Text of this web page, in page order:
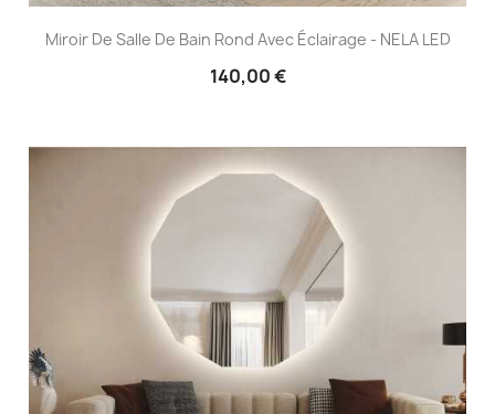
Miroir De Salle De Bain Rond Avec Éclairage - NELA LED
140,00 €